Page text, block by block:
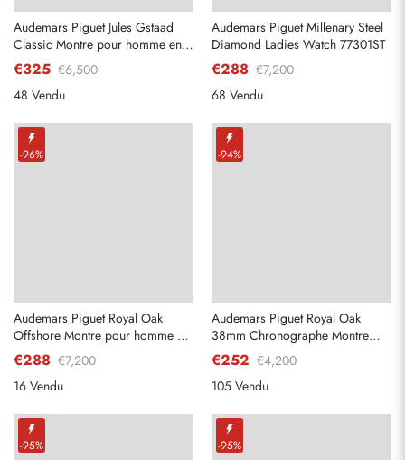
Audemars Piguet Jules Gstaad
Classic Montre pour homme en
titane en édition limitée 26558TI
€325 €6,500
48 Vendu
Audemars Piguet Millenary Steel
Diamond Ladies Watch 77301ST
€288 €7,200
68 Vendu
-96%
Audemars Piguet Royal Oak
Offshore Montre pour homme en
or rose 26420RO
€288 €7,200
16 Vendu
-94%
Audemars Piguet Royal Oak
38mm Chronographe Montre
Homme 26315ST
€252 €4,200
105 Vendu
-95% -95%